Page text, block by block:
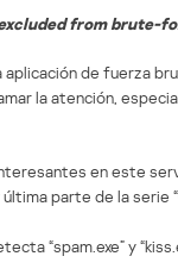
from brute-
aplicación de fuerza
la atención,
en este
parte de la serie
“spam.exe” y